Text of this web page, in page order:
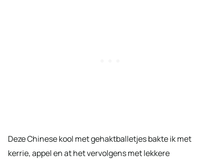
Deze Chinese kool met gehaktballetjes bakte ik met
kerrie, appel en at het vervolgens met lekkere